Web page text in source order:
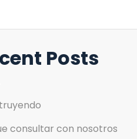
Posts
consultar con nosotros